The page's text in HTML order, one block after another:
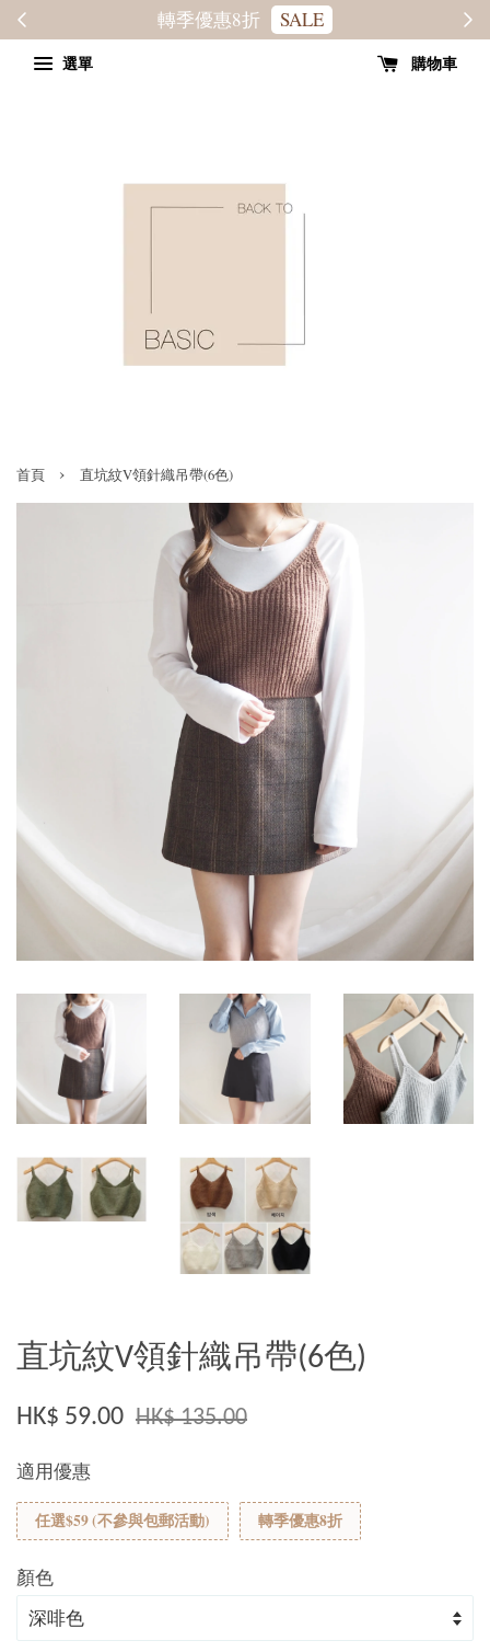
轉季優惠8折 SALE
選單 購物車
首頁 › 直坑紋V領針織吊帶(6色)
直坑紋V領針織吊帶(6色)
HK$ 59.00 HK$ 135.00
適用優惠
任選$59 (不參與包郵活動) 轉季優惠8折
顏色